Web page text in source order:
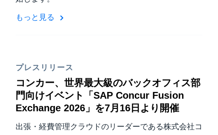
もっと見る
プレスリリース
コンカー、世界最大級のバックオフィス部
門向けイベント「SAP Concur Fusion
Exchange 2026」を7月16日より開催
出張・経費管理クラウドのリーダーである株式会社コ